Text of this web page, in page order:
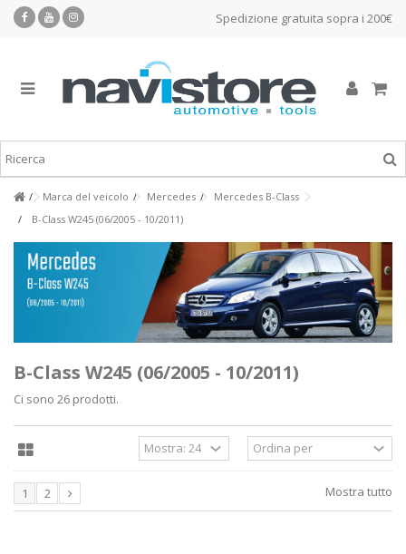
Spedizione gratuita sopra i 200€
Marca del veicolo Mercedes
Mercedes B-Class
B-Class W245 (06/2005 - 10/2011)
B-Class W245 (06/2005 - 10/2011)
Ci sono 26 prodotti.
Mostra tutto
1 2